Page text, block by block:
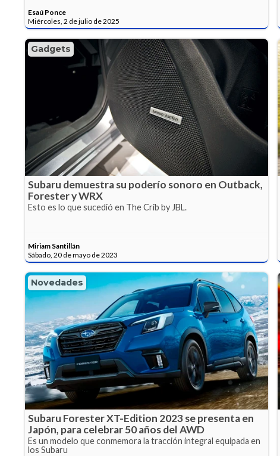
Esaú Ponce
Miércoles, 2 de julio de 2025
Gadgets
Subaru demuestra su poderío sonoro en Outback,
Forester y WRX
Esto es lo que sucedió en The Crib by JBL.
Miriam Santillán
Sábado, 20 de mayo de 2023
Novedades
Subaru Forester XT-Edition 2023 se presenta en
Japón, para celebrar 50 años del AWD
Es un modelo que conmemora la tracción integral equipada en
los Subaru